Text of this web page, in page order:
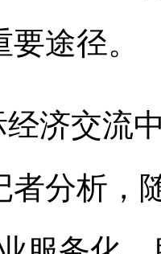
途径。
经济交流
者分析，